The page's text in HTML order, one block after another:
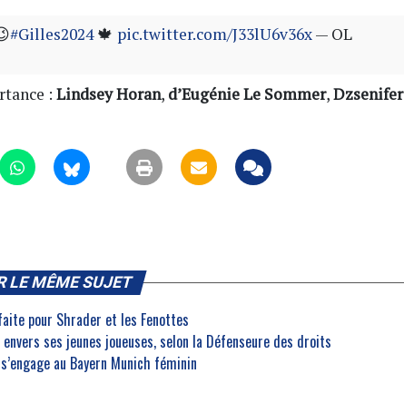
#Gilles2024🍁 pic.twitter.com/J33lU6v36x— OL
: Lindsey Horan, d’Eugénie Le Sommer,Dzsenifer
LE MÊME SUJET
pour Shrader et les Fenottes
ses jeunes joueuses, selon la Défenseure des droits
au Bayern Munich féminin